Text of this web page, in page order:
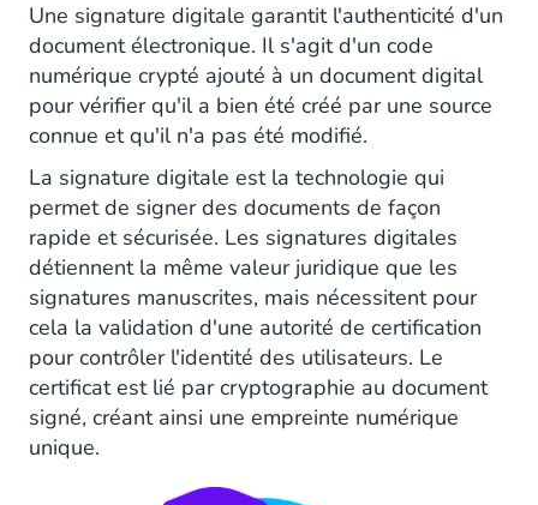
Une signature digitale garantit l'authenticité d'un
document électronique. Il s'agit d'un code
numérique crypté ajouté à un document digital
pour vérifier qu'il a bien été créé par une source
connue et qu'il n'a pas été modifié.
La signature digitale est la technologie qui
permet de signer des documents de façon
rapide et sécurisée. Les signatures digitales
détiennent la même valeur juridique que les
signatures manuscrites, mais nécessitent pour
cela la validation d'une autorité de certification
pour contrôler l'identité des utilisateurs. Le
certificat est lié par cryptographie au document
signé, créant ainsi une empreinte numérique
unique.